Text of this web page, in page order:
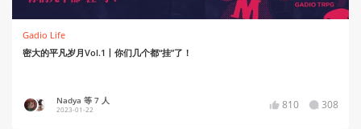
Gadio Life
密大的平凡岁月Vol.1丨你们几个都“挂”了！
Nadya 等 7 人
2023-01-22 810 308